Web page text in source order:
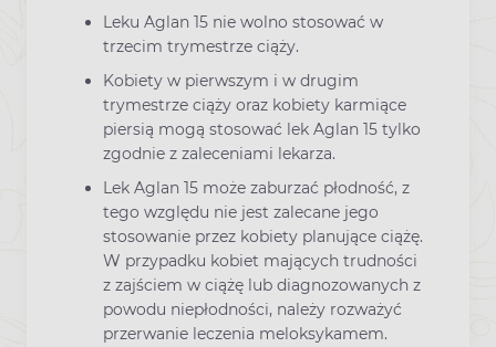
Leku Aglan 15 nie wolno stosować w
trzecim trymestrze ciąży.
Kobiety w pierwszym i w drugim
trymestrze ciąży oraz kobiety karmiące
piersią mogą stosować lek Aglan 15 tylko
zgodnie z zaleceniami lekarza.
Lek Aglan 15 może zaburzać płodność, z
tego względu nie jest zalecane jego
stosowanie przez kobiety planujące ciążę.
W przypadku kobiet mających trudności
z zajściem w ciążę lub diagnozowanych z
powodu niepłodności, należy rozważyć
przerwanie leczenia meloksykamem.